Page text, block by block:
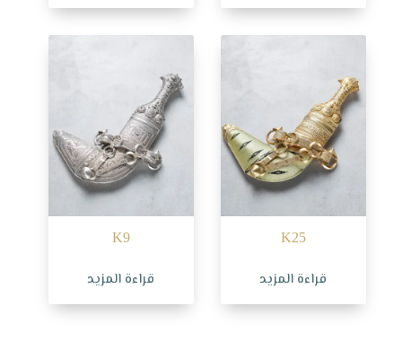
K25
قراءة المزيد
K9
قراءة المزيد